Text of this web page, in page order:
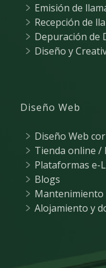
Emisión de
Recepción de
Depuración de
Diseño y
Diseño Web
Diseño Web
Tienda online /
Plataformas e-
Blogs
Mantenimiento
Alojamiento y